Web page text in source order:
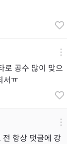
로 공수 많이 맞으
서ㅠ
항상 댓글에 강